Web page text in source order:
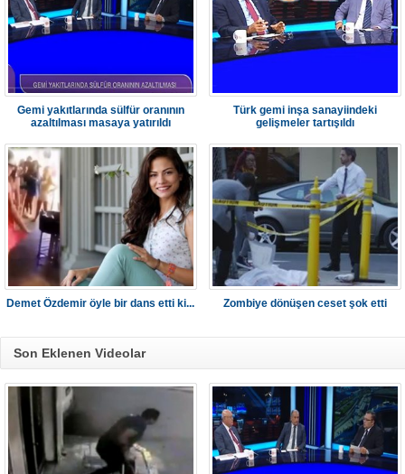
Gemi yakıtlarında sülfür oranının
azaltılması masaya yatırıldı
Türk gemi inşa sanayiindeki
gelişmeler tartışıldı
Demet Özdemir öyle bir dans etti ki... Zombiye dönüşen ceset şok etti
Son Eklenen Videolar